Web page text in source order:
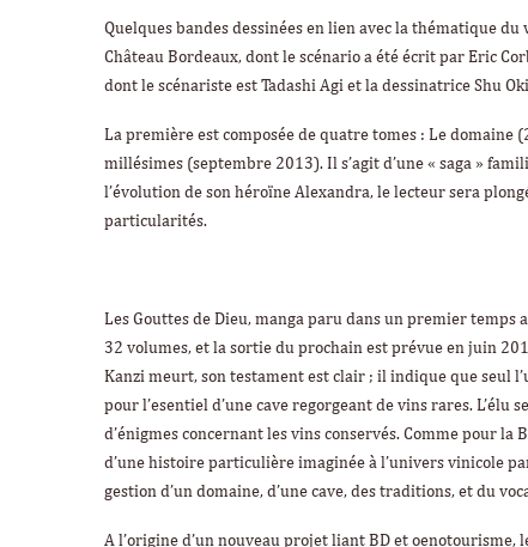
Quelques bandes dessinées en lien avec la thématique
Château Bordeaux, dont le scénario a été écrit par Eric
dont le scénariste est Tadashi Agi et la dessinatrice Shu
La première est composée de quatre tomes : Le domaine
millésimes (septembre 2013). Il s’agit d’une « saga »
l’évolution de son héroïne Alexandra, le lecteur sera
particularités.
Les Gouttes de Dieu, manga paru dans un premier temps
32 volumes, et la sortie du prochain est prévue en juin
Kanzi meurt, son testament est clair ; il indique que seul
pour l’esentiel d’une cave regorgeant de vins rares. L’élu
d’énigmes concernant les vins conservés. Comme pour la
d’une histoire particulière imaginée à l’univers vinicole
gestion d’un domaine, d’une cave, des traditions, et du
A l’origine d’un nouveau projet liant BD et oenotourisme,